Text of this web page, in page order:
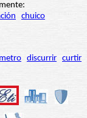
chuico
metro discurrir curtir